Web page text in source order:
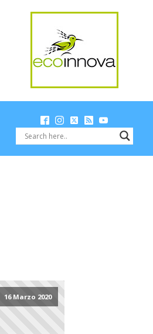
16 Marzo 2020